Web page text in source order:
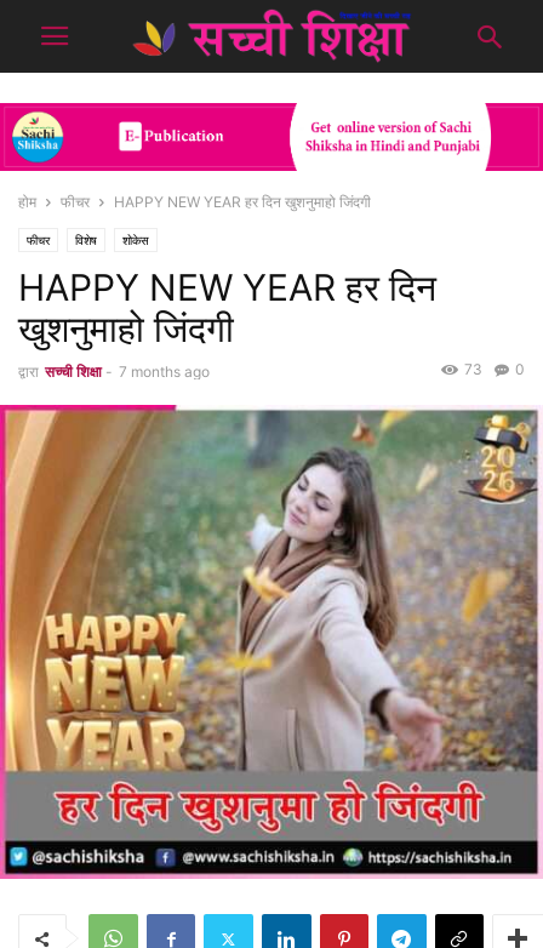
होम फीचर HAPPY NEW YEAR हर दिन खुशनुमाहो जिंदगी
फीचर विशेष शोकेस
HAPPY NEW YEAR हर दिन
खुशनुमाहो जिंदगी
द्वारा सच्ची शिक्षा - 7 months ago 0
73